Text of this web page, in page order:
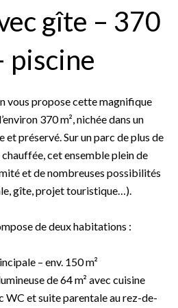
gîte – 370
piscine
vous propose cette magnifique
370 m², nichée dans un
préservé. Sur un parc de plus de
cet ensemble plein de
et de nombreuses possibilités
gîte, projet touristique…).
de deux habitations :
– env. 150 m²
de 64 m² avec cuisine
WC et suite parentale au rez-de-